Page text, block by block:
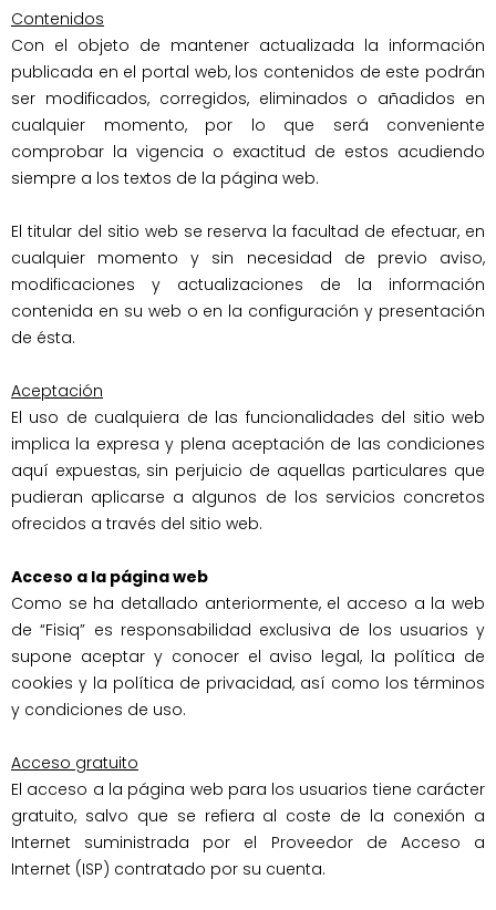
Contenidos
Con el objeto de mantener actualizada la información
publicada en el portal web, los contenidos de este podrán
ser modificados, corregidos, eliminados o añadidos en
cualquier momento, por lo que será conveniente
comprobar la vigencia o exactitud de estos acudiendo
siempre a los textos de la página web.
El titular del sitio web se reserva la facultad de efectuar, en
cualquier momento y sin necesidad de previo aviso,
modificaciones y actualizaciones de la información
contenida en su web o en la configuración y presentación
de ésta.
Aceptación
El uso de cualquiera de las funcionalidades del sitio web
implica la expresa y plena aceptación de las condiciones
aquí expuestas, sin perjuicio de aquellas particulares que
pudieran aplicarse a algunos de los servicios concretos
ofrecidos a través del sitio web.
Acceso a la página web
Como se ha detallado anteriormente, el acceso a la web
de “Fisiq” es responsabilidad exclusiva de los usuarios y
supone aceptar y conocer el aviso legal, la política de
cookies y la política de privacidad, así como los términos
y condiciones de uso.
Acceso gratuito
El acceso a la página web para los usuarios tiene carácter
gratuito, salvo que se refiera al coste de la conexión a
Internet suministrada por el Proveedor de Acceso a